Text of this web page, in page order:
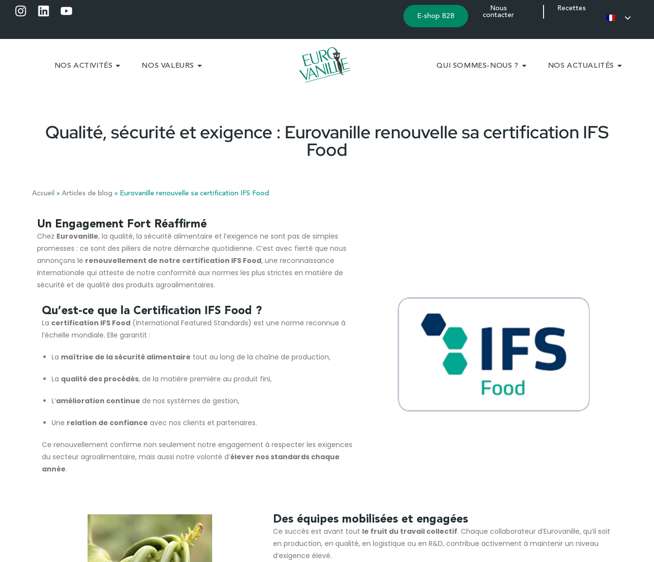
E-shop B2B
Nous
contacter
Recettes
NOS ACTIVITÉS NOS VALEURS QUI SOMMES-NOUS ? NOS ACTUALITÉS
Qualité, sécurité et exigence : Eurovanille renouvelle sa certification IFS
Food
Accueil » Articles de blog » Eurovanille renouvelle sa certification IFS Food
Un Engagement Fort Réaffirmé
Chez Eurovanille, la qualité, la sécurité alimentaire et l’exigence ne sont pas de simples
promesses : ce sont des piliers de notre démarche quotidienne. C’est avec fierté que nous
annonçons le renouvellement de notre certification IFS Food, une reconnaissance
internationale qui atteste de notre conformité aux normes les plus strictes en matière de
sécurité et de qualité des produits agroalimentaires.
Qu’est-ce que la Certification IFS Food ?
La certification IFS Food(International Featured Standards) est une norme reconnue à
l’échelle mondiale. Elle garantit :
La maîtrise de la sécurité alimentaire tout au long de la chaîne de production,
La qualité des procédés, de la matière première au produit fini,
L’amélioration continue de nos systèmes de gestion,
Une relation de confiance avec nos clients et partenaires.
Ce renouvellement confirme non seulement notre engagement à respecter les exigences
du secteur agroalimentaire, mais aussi notre volonté d’élever nos standards chaque
année.
Des équipes mobilisées et engagées
Ce succès est avant tout le fruit du travail collectif. Chaque collaborateur d’Eurovanille, qu’il soit
en production, en qualité, en logistique ou en R&D, contribue activement à maintenir un niveau
d’exigence élevé.